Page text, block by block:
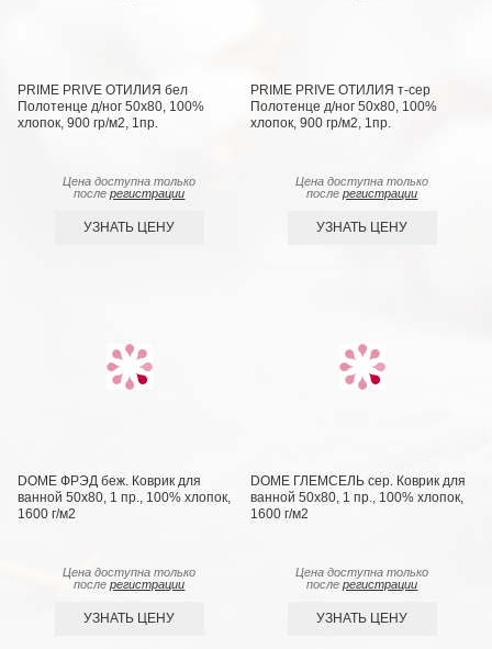
PRIME PRIVE ОТИЛИЯ бел
Полотенце д/ног 50х80, 100%
хлопок, 900 гр/м2, 1пр.
Цена доступна только
послерегистрации
УЗНАТЬ ЦЕНУ
PRIME PRIVE ОТИЛИЯ т-сер
Полотенце д/ног 50х80, 100%
хлопок, 900 гр/м2, 1пр.
Цена доступна только
послерегистрации
УЗНАТЬ ЦЕНУ
DOME ФРЭД беж. Коврик для
ванной 50х80, 1 пр., 100% хлопок,
1600 г/м2
Цена доступна только
послерегистрации
УЗНАТЬ ЦЕНУ
DOME ГЛЕМСЕЛЬ сер. Коврик для
ванной 50х80, 1 пр., 100% хлопок,
1600 г/м2
Цена доступна только
послерегистрации
УЗНАТЬ ЦЕНУ